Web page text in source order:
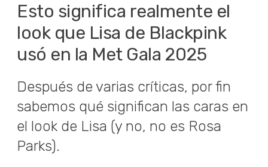
Esto significa realmente el
look que Lisa de Blackpink
usó en la Met Gala 2025
Después de varias críticas, por fin
sabemos qué significan las caras en
el look de Lisa (y no, no es Rosa
Parks).